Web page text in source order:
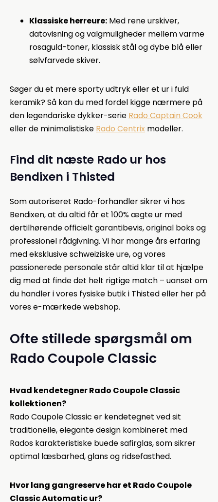
Klassiske herreure: Med rene urskiver,
datovisning og valgmuligheder mellem varme
rosaguld-toner, klassisk stål og dybe blå eller
sølvfarvede skiver.
Søger du et mere sporty udtryk eller et ur i fuld
keramik? Så kan du med fordel kigge nærmere på
den legendariske dykker-serie Rado Captain Cook
eller de minimalistiske Rado Centrix modeller.
Find dit næste Rado ur hos
Bendixen i Thisted
Som autoriseret Rado-forhandler sikrer vi hos
Bendixen, at du altid får et 100% ægte ur med
dertilhørende officielt garantibevis, original boks og
professionel rådgivning. Vi har mange års erfaring
med eksklusive schweiziske ure, og vores
passionerede personale står altid klar til at hjælpe
dig med at finde det helt rigtige match – uanset om
du handler i vores fysiske butik i Thisted eller her på
vores e-mærkede webshop.
Ofte stillede spørgsmål om
Rado Coupole Classic
Hvad kendetegner Rado Coupole Classic
kollektionen?
Rado Coupole Classic er kendetegnet ved sit
traditionelle, elegante design kombineret med
Rados karakteristiske buede safirglas, som sikrer
optimal læsbarhed, glans og ridsefasthed.
Hvor lang gangreserve har et Rado Coupole
Classic Automatic ur?